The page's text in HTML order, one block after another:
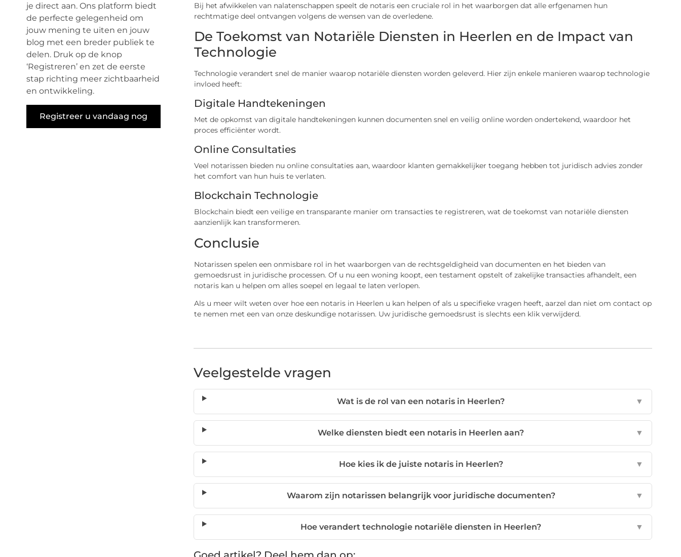
je direct aan. Ons platform biedt
de perfecte gelegenheid om
jouw mening te uiten en jouw
blog met een breder publiek te
delen. Druk op de knop
‘Registreren’ en zet de eerste
stap richting meer zichtbaarheid
en ontwikkeling.
Registreer u vandaag nog
Bij het afwikkelen van nalatenschappen speelt de notaris een cruciale rol in het waarborgen dat alle erfgenamen hun
rechtmatige deel ontvangen volgens de wensen van de overledene.
De Toekomst van Notariële Diensten in Heerlen en de Impact van
Technologie
Technologie verandert snel de manier waarop notariële diensten worden geleverd. Hier zijn enkele manieren waarop technologie
invloed heeft:
Digitale Handtekeningen
Met de opkomst van digitale handtekeningen kunnen documenten snel en veilig online worden ondertekend, waardoor het
proces efficiënter wordt.
Online Consultaties
Veel notarissen bieden nu online consultaties aan, waardoor klanten gemakkelijker toegang hebben tot juridisch advies zonder
het comfort van hun huis te verlaten.
Blockchain Technologie
Blockchain biedt een veilige en transparante manier om transacties te registreren, wat de toekomst van notariële diensten
aanzienlijk kan transformeren.
Conclusie
Notarissen spelen een onmisbare rol in het waarborgen van de rechtsgeldigheid van documenten en het bieden van
gemoedsrust in juridische processen. Of u nu een woning koopt, een testament opstelt of zakelijke transacties afhandelt, een
notaris kan u helpen om alles soepel en legaal te laten verlopen.
Als u meer wilt weten over hoe een notaris in Heerlen u kan helpen of als u specifieke vragen heeft, aarzel dan niet om contact op
te nemen met een van onze deskundige notarissen. Uw juridische gemoedsrust is slechts een klik verwijderd.
Veelgestelde vragen
Wat is de rol van een notaris in Heerlen? ▼
Welke diensten biedt een notaris in Heerlen aan? ▼
Hoe kies ik de juiste notaris in Heerlen? ▼
Waarom zijn notarissen belangrijk voor juridische documenten? ▼
Hoe verandert technologie notariële diensten in Heerlen? ▼